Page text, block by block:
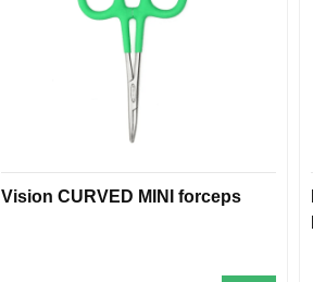
Vision CURVED MINI forceps